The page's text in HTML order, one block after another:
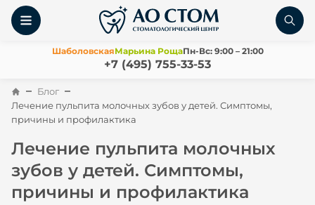
ШаболовскаяМарьина РощаПн-Вс: 9:00 – 21:00
+7 (495) 755-33-53
Блог
Лечение пульпита молочных зубов у детей. Симптомы,
причины и профилактика
Лечение пульпита молочных
зубов у детей. Симптомы,
причины и профилактика